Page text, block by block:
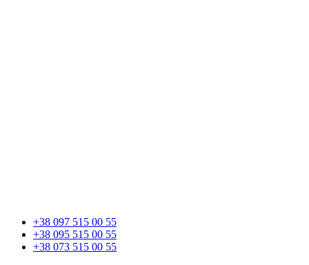
+38 097 515 00 55
+38 095 515 00 55
+38 073 515 00 55